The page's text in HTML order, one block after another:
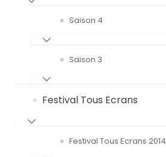
Saison 4
Saison 3
Festival Tous Ecrans
Festival Tous Ecrans 2014